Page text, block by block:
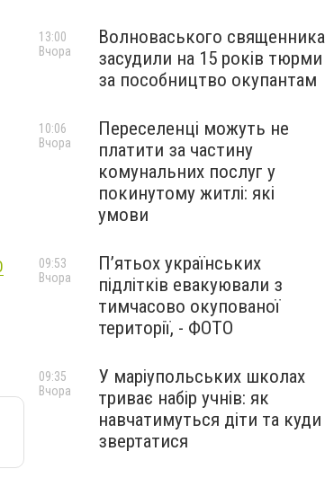
Волноваського священника
засудили на 15 років тюрми
за пособництво окупантам
13:00
Вчора
Переселенці можуть не
платити за частину
комунальних послуг у
покинутому житлі: які
умови
10:06
Вчора
П’ятьох українських
підлітків евакуювали з
тимчасово окупованої
території, - ФОТО
09:53
Вчора
У маріупольських школах
триває набір учнів: як
навчатимуться діти та куди
звертатися
09:35
Вчора